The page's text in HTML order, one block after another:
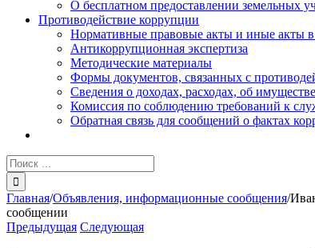
О бесплатном предоставлении земельных
Противодействие коррупции
Нормативные правовые акты и иные акты в
Антикоррупционная экспертиза
Методические материалы
Формы документов, связанных с
Сведения о доходах, расходах, об
Комиссия по соблюдению требований к
Обратная связь для сообщений о фактах
Результат
поиска:
Главная/Объявления, информационные сообщения/
сообщении
Предыдущая Следующая